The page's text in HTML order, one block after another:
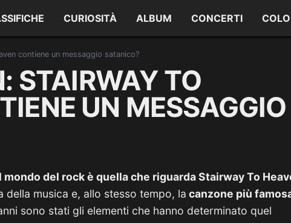
CURIOSITÀ ALBUM CONCERTI
contiene un messaggio satanico?
STAIRWAY TO
UN MESSAGGIO
del rock è quella che riguarda Stairway To
musica e, allo stesso tempo, la canzone più
sono stati gli elementi che hanno determinato quel